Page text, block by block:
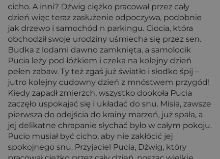
cicho. A inni? Dźwig ciężko pracował przez cały
dzień więc teraz zasłużenie odpoczywa, podobnie
jak drzewo i samochód n parkingu. Ciocia, która
obchodził swoje urodziny uśmiecha się przez sen.
Budka z lodami dawno zamknięta, a samolocik
Pucia leży pod łóżkiem i czeka na kolejny dzień
pełen zabaw. Ty też zgaś już światło i słodko śpij –
jutro kolejny cudowny dzień z mnóstwem przygód!
Kiedy zapadł zmierzch, wszystko dookoła Pucia
zaczęło uspokajać się i układać do snu. Misia, zawsze
pierwsza do odejścia do krainy marzeń, już spała, a
jej delikatne chrapanie słychać było w całym pokoju.
Pucio musiał być cicho, aby nie zakłócić jej
spokojnego snu. Przyjaciel Pucia, Dźwig, który